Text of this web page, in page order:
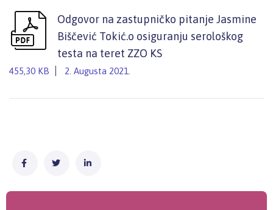
Odgovor na zastupničko pitanje Jasmine
Biščević Tokić.o osiguranju serološkog
testa na teret ZZO KS
455,30 KB 2. Augusta 2021.